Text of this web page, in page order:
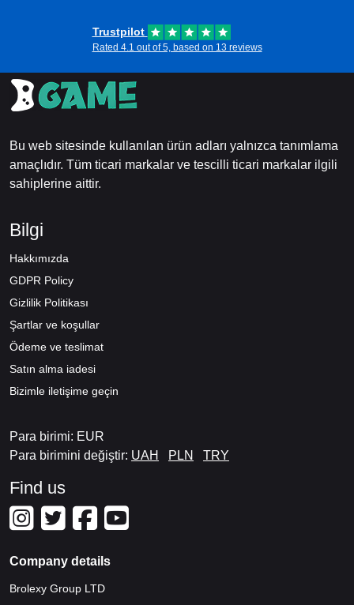
Trustpilot
Rated 4.1 out of 5, based on 13 reviews
Bu web sitesinde kullanılan ürün adları yalnızca tanımlama
amaçlıdır. Tüm ticari markalar ve tescilli ticari markalar ilgili
sahiplerine aittir.
Bilgi
Hakkımızda
GDPR Policy
Gizlilik Politikası
Şartlar ve koşullar
Ödeme ve teslimat
Satın alma iadesi
Bizimle iletişime geçin
Para birimi: EUR
Para birimini değiştir: UAH PLN TRY
Find us
Company details
Brolexy Group LTD